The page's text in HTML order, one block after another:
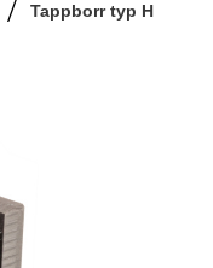
Tappborr typ H